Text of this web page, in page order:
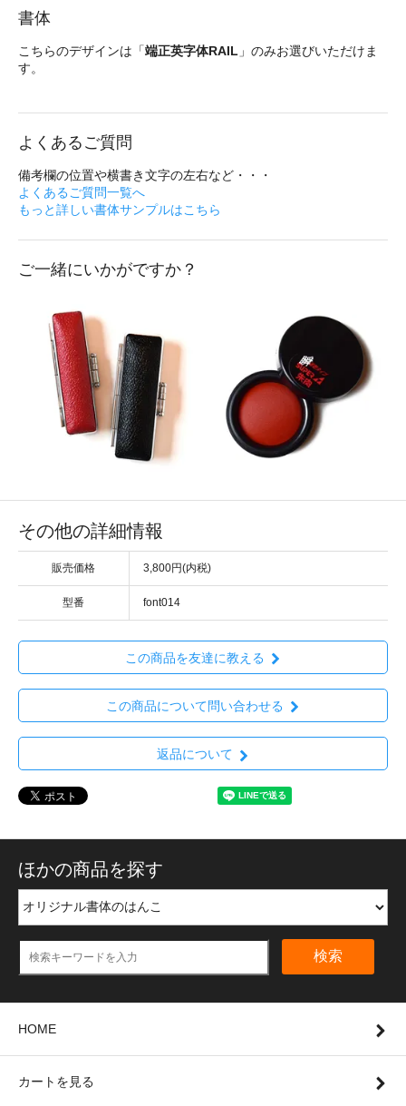
書体
こちらのデザインは「端正英字体RAIL 」のみお選びいただけま
す。
よくあるご質問
備考欄の位置や横書き文字の左右など・・・
よくあるご質問一覧へ
もっと詳しい書体サンプルはこちら
ご一緒にいかがですか？
その他の詳細情報
販売価格 3,800円(内税)
型番 font014
この商品を友達に教える
この商品について問い合わせる
返品について
ほかの商品を探す
検索
HOME
カートを見る